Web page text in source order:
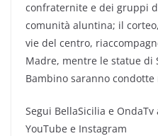
confraternite e dei gruppi
comunità aluntina; il
vie del centro,
Madre, mentre le statue di
Bambino saranno condotte
Segui BellaSicilia e OndaTv
YouTube e Instagram